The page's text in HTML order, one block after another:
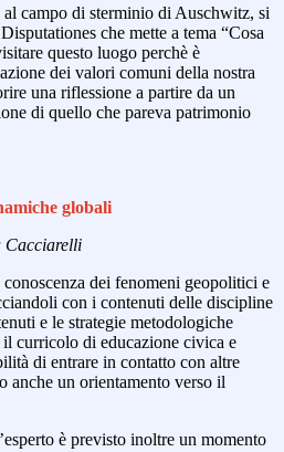
campo di sterminio di Auschwitz, si
che mette a tema “Cosa
questo luogo perchè è
dei valori comuni della nostra
una riflessione a partire da un
di quello che pareva patrimonio
globali
Cacciarelli
dei fenomeni geopolitici e
con i contenuti delle discipline
e le strategie metodologiche
curricolo di educazione civica e
di entrare in contatto con altre
anche un orientamento verso il
è previsto inoltre un momento